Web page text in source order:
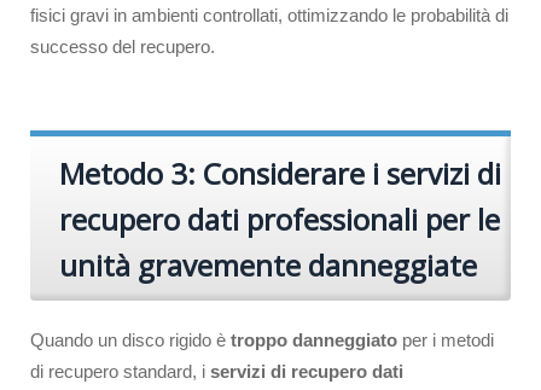
fisici gravi in ambienti controllati, ottimizzando le probabilità di
successo del recupero.
Metodo 3: Considerare i servizi di
recupero dati professionali per le
unità gravemente danneggiate
Quando un disco rigido è troppo danneggiato per i metodi
di recupero standard, i servizi di recupero dati